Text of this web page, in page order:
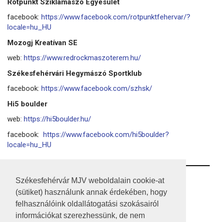
Székesfehérvár MJV weboldalain cookie-at
(sütiket) használunk annak érdekében, hogy
felhasználóink oldallátogatási szokásairól
információkat szerezhessünk, de nem
facebook: https://www.facebook.com/rotpunktfehervar/?
locale=hu_HU
Mozogj Kreatívan SE
web: https://www.redrockmaszoterem.hu/
Székesfehérvári Hegymászó Sportklub
facebook: https://www.facebook.com/szhsk/
Hi5 boulder
web: https://hi5boulder.hu/
facebook: https://www.facebook.com/hi5boulder?
locale=hu_HU
RSS
A HONLAP 2017.03.31-I ÁLLAPOTA
JOGI NYILATKOZAT